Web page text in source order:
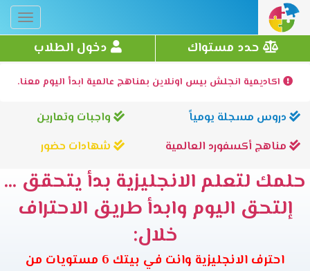
حدد مستواك دخول الطلاب
اكاديمية انجلش بيس اونلاين بمناهج عالمية ابدأ اليوم معنا.
دروس مسجلة يومياً
واجبات وتمارين
مناهج أكسفورد العالمية
شهادات حضور
حلمك لتعلم الانجليزية بدأ يتحقق ...
إلتحق اليوم وابدأ طريق الاحتراف
خلال:
احترف الانجليزية وانت في بيتك 6 مستويات من